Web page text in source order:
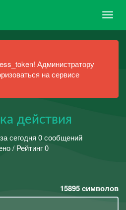
Администратору
на сервисе
действия
сегодня 0 сообщений
/ Рейтинг 0
15895символов